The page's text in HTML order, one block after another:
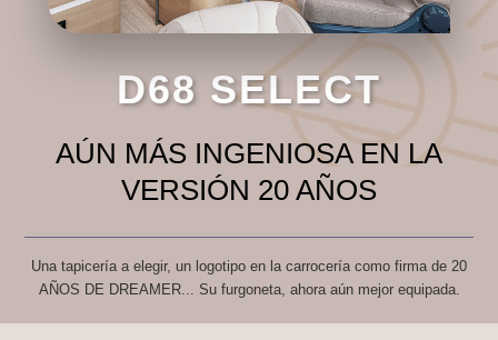
D68 SELECT
AÚN MÁS INGENIOSA EN LA
VERSIÓN 20 AÑOS
Una tapicería a elegir, un logotipo en la carrocería como firma de 20
AÑOS DE DREAMER... Su furgoneta, ahora aún mejor equipada.